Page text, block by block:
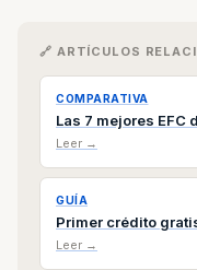
🔗 ARTÍCULOS
COMPARATIVA
Las 7 mejores
Leer →
GUÍA
Primer crédito
Leer →